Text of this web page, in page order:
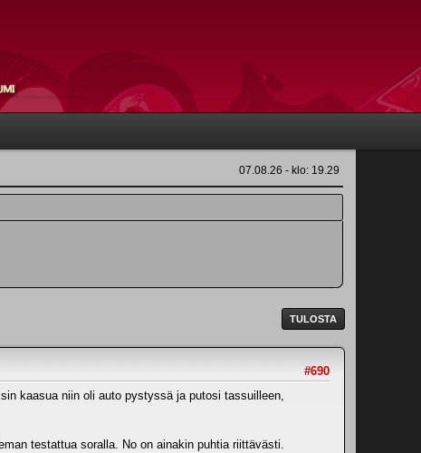
07.08.26 - klo: 19.29
TULOSTA
#690
kaasua niin oli auto pystyssä ja putosi tassuilleen,
testattua soralla. No on ainakin puhtia riittävästi.